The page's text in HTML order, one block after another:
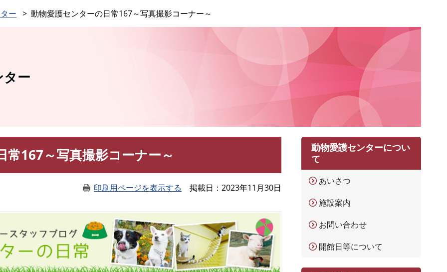
ー 動物愛護センターの日常167～写真撮影コーナー～
ター
常167～写真撮影コーナー～
印刷用ページを表示する 掲載日 2023年11月30日
動物愛護センターについ
て
あいさつ
施設案内
お問い合わせ
開館日等について